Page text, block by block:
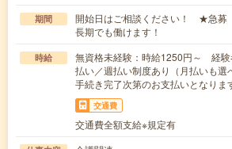
期間
開始日はご相談ください！ ★急募
長期でも働けます！
時給
無資格未経験：時給1250円～ 経
払い／週払い制度あり（月払いも選
手続き完了次第のお支払いとなりま
交通費
交通費全額支給※規定有